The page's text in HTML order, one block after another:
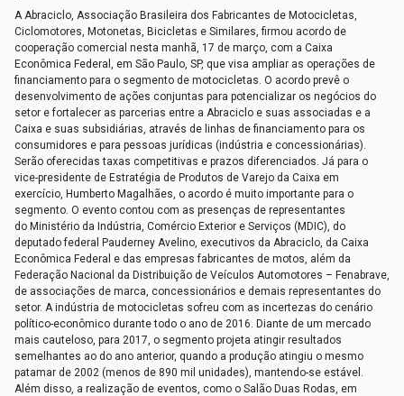
A Abraciclo, Associação Brasileira dos Fabricantes de Motocicletas,
Ciclomotores, Motonetas, Bicicletas e Similares, firmou acordo de
cooperação comercial nesta manhã, 17 de março, com a Caixa
Econômica Federal, em São Paulo, SP, que visa ampliar as operações de
financiamento para o segmento de motocicletas. O acordo prevê o
desenvolvimento de ações conjuntas para potencializar os negócios do
setor e fortalecer as parcerias entre a Abraciclo e suas associadas e a
Caixa e suas subsidiárias, através de linhas de financiamento para os
consumidores e para pessoas jurídicas (indústria e concessionárias).
Serão oferecidas taxas competitivas e prazos diferenciados. Já para o
vice-presidente de Estratégia de Produtos de Varejo da Caixa em
exercício, Humberto Magalhães, o acordo é muito importante para o
segmento. O evento contou com as presenças de representantes
do Ministério da Indústria, Comércio Exterior e Serviços (MDIC), do
deputado federal Pauderney Avelino, executivos da Abraciclo, da Caixa
Econômica Federal e das empresas fabricantes de motos, além da
Federação Nacional da Distribuição de Veículos Automotores – Fenabrave,
de associações de marca, concessionários e demais representantes do
setor. A indústria de motocicletas sofreu com as incertezas do cenário
político-econômico durante todo o ano de 2016. Diante de um mercado
mais cauteloso, para 2017, o segmento projeta atingir resultados
semelhantes ao do ano anterior, quando a produção atingiu o mesmo
patamar de 2002 (menos de 890 mil unidades), mantendo-se estável.
Além disso, a realização de eventos, como o Salão Duas Rodas, em